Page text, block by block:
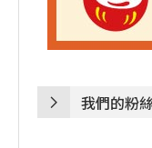
我們的粉